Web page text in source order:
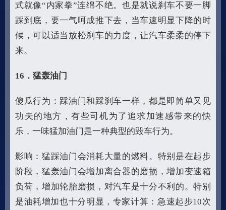
式就像“内家拳”连绵不绝。也是就说刹车不要一脚
踩到底，要一气呵成推下去，当车速明显下降的时
候，可以适当放松刹车的力度，让汽车柔柔的停下
来。
16 ．猛轰油门
傻瓜行为：踩油门和踩刹车一样，都是即简单又见
功夫的地方，有些司机为了追求加速感带来的快
乐，一味猛加油门是一种典型的毁车行为。
影响：猛踩油门会消耗大量的燃料。特别是在起步
阶段，猛轰油门会增加离合器的磨损，增加变速箱
负荷，增加轮胎磨损，对汽车是十分不利的。特别
是油耗增加也十分明显，专家计算：急速起步10次